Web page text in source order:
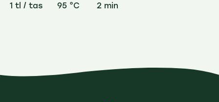
1 tl / tas 95 °C 2 min